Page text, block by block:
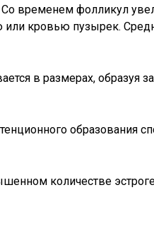
временем фолликул
кровью пузырек.
в размерах, образуя
образования
количестве